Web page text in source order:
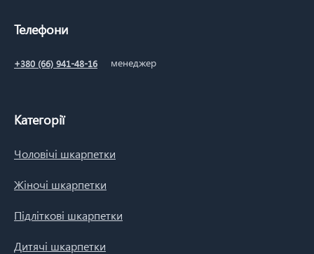
Телефони
+380 (66) 941-48-16 менеджер
Категорії
Чоловічі шкарпетки
Жіночі шкарпетки
Підліткові шкарпетки
Дитячі шкарпетки